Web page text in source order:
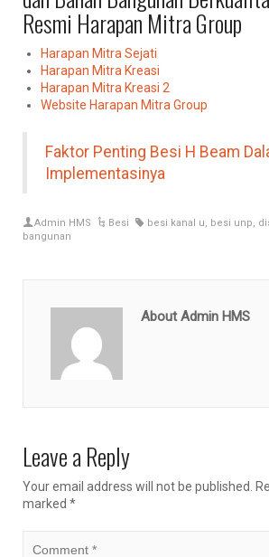
Resmi Harapan Mitra Group
Harapan Mitra Sejati
Harapan Mitra Kreasi
Harapan Mitra Kreasi 2
Website Harapan Mitra Group
Faktor Penting Besi H Beam
Implementasinya
Admin HMS Besi besi kanal u, besi unp,
bangunan
About Admin HMS
Leave a Reply
Your email address will not be published.
marked *